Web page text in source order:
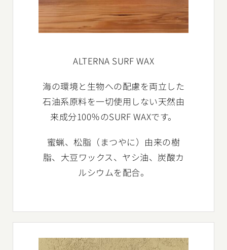
ALTERNA SURF WAX
海の環境と生物への配慮を両立した
石油系原料を一切使用しない天然由
来成分100％のSURF WAXです。
蜜蝋、松脂（まつやに）由来の樹
脂、大豆ワックス、ヤシ油、炭酸カ
ルシウムを配合。